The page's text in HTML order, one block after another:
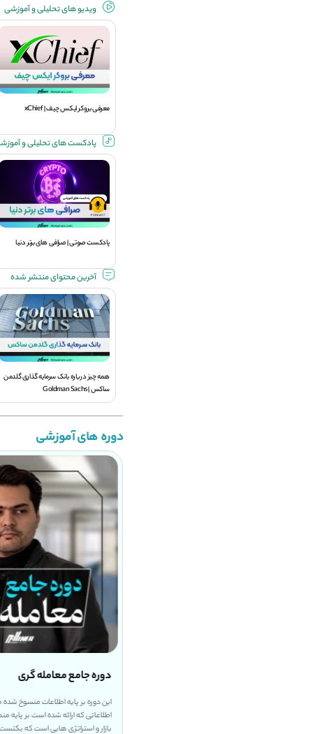
ویديو های تحلیلی و آموزشی
معرفی بروکر ایکس چیف | xChief
پادکست های تحلیلی و
پادکست صوتی | صرافی های برتر دنیا
آخرین محتوای منتشر شده
همه چیز درباره بانک سرمایه گذاری گلدمن
ساکس | Goldman Sachs
دوره های آموزشی
دوره جامع معامله گری
این دوره بر پایه اطلاعات منسوخ
اطلاعاتی که ارائه شده است بر
بازار و استراتژی هایی است که